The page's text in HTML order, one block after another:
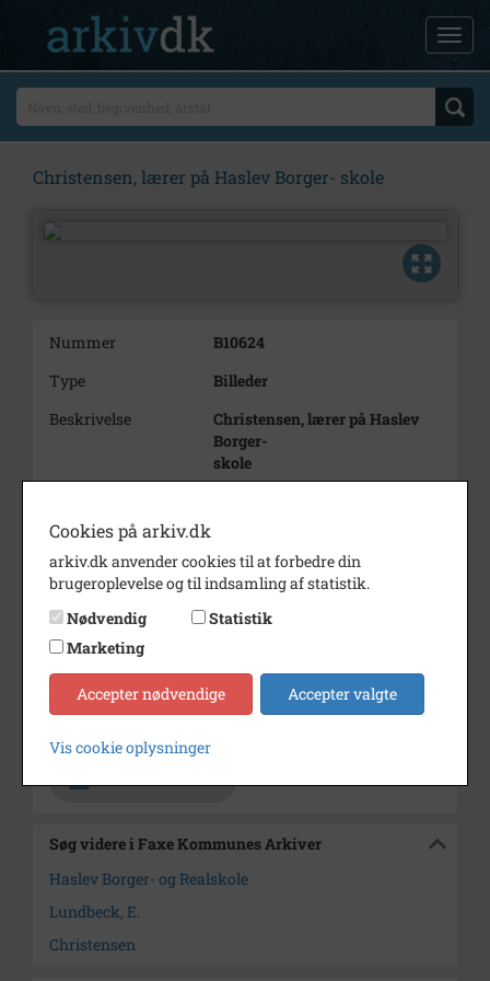
Christensen, lærer på Haslev Borger- skole
Nummer
B10624
Type
Billeder
Beskrivelse
Christensen, lærer på Haslev
Borger-
skole
Dateringsnote
Fotograf
Emil Lundbeck (E. Lundbeck)
Se på kort
Type
Enhed
Haslev Sogn (1000-2050)
Kontakt arkivet
Søg videre i Faxe Kommunes Arkiver
Haslev Borger- og Realskole
Lundbeck, E.
Christensen
Cookies på arkiv.dk
arkiv.dk anvender cookies til at forbedre din
brugeroplevelse og til indsamling af statistik.
Nødvendig
Statistik
Marketing
Accepter nødvendige Accepter valgte
Vis cookie oplysninger